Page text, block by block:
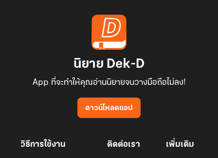
นิยาย Dek-D
App ที่จะทำให้คุณอ่านนิยายจนวางมือถือไม่ลง!
ดาวน์โหลดแอป
วิธีการใช้งาน ติดต่อเรา เพิ่มเติม